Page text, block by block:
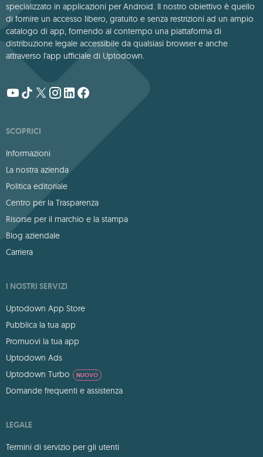
specializzato in applicazioni per Android. Il nostro obiettivo è quello
di fornire un accesso libero, gratuito e senza restrizioni ad un ampio
catalogo di app, fornendo al contempo una piattaforma di
distribuzione legale accessibile da qualsiasi browser e anche
attraverso l'app ufficiale di Uptodown.
SCOPRICI
Informazioni
La nostra azienda
Politica editoriale
Centro per la Trasparenza
Risorse per il marchio e la stampa
Blog aziendale
Carriera
I NOSTRI SERVIZI
Uptodown App Store
Pubblica la tua app
Promuovi la tua app
Uptodown Ads
Uptodown Turbo
NUOVO
Domande frequenti e assistenza
LEGALE
Termini di servizio per gli utenti